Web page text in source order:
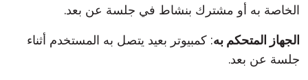
الخاصة به أو مشترك بنشاط في جلسة عن بعد.
الجهاز المتحكم به: كمبيوتر بعيد يتصل به المستخدم أثناء
جلسة عن بعد.